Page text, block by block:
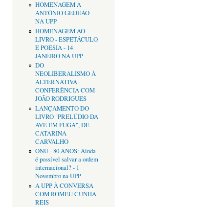
HOMENAGEM A
ANTÓNIO GEDEÃO
NA UPP
HOMENAGEM AO
LIVRO - ESPETÁCULO
E POESIA - 14
JANEIRO NA UPP
DO
NEOLIBERALISMO À
ALTERNATIVA -
CONFERÊNCIA COM
JOÃO RODRIGUES
LANÇAMENTO DO
LIVRO "PRELÚDIO DA
AVE EM FUGA", DE
CATARINA
CARVALHO
ONU - 80 ANOS: Ainda
é possível salvar a ordem
internacional? - 1
Novembro na UPP
A UPP À CONVERSA
COM ROMEU CUNHA
REIS